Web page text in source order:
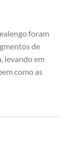
foram
de
levando em
como as